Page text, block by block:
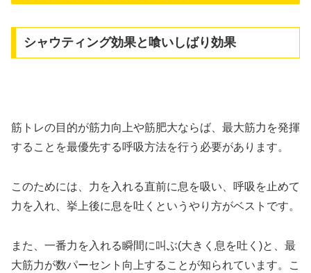
シャウティング効果と喰いしばり効果
筋トレの目的が筋力向上や筋肥大ならば、最大筋力を発揮
することを最優先する呼吸方法を行う必要があります。
このためには、力を入れる直前に息を吸い、呼吸を止めて
力を入れ、挙上後に息を吐くというやり方がベストです。
また、一番力を入れる瞬間に叫ぶ(大きく息を吐く)と、最
大筋力が数パーセント向上することが知られています。こ